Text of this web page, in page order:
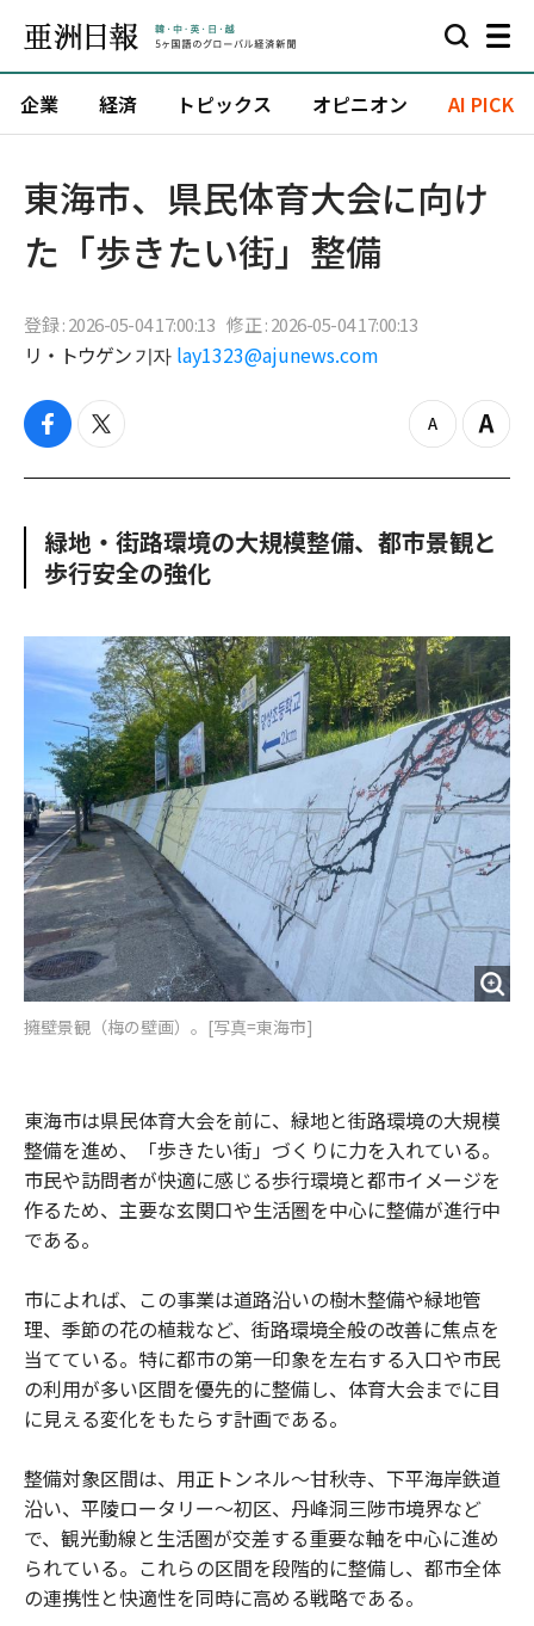
企業 経済 トピックス オピニオン AI PICK
東海市、県民体育大会に向け
た「歩きたい街」整備
登録 : 2026-05-04 17:00:13 修正 : 2026-05-04 17:00:13
リ・トウゲン 기자 lay1323@ajunews.com
f
c
o
o
k
t
i
e
r
z
o
u
Z
o
n
緑地・街路環境の大規模整備、都市景観と
歩行安全の強化
擁壁景観（梅の壁画）。[写真=東海市]
東海市は県民体育大会を前に、緑地と街路環境の大規模
整備を進め、「歩きたい街」づくりに力を入れている。
市民や訪問者が快適に感じる歩行環境と都市イメージを
作るため、主要な玄関口や生活圏を中心に整備が進行中
である。
市によれば、この事業は道路沿いの樹木整備や緑地管
理、季節の花の植栽など、街路環境全般の改善に焦点を
当てている。特に都市の第一印象を左右する入口や市民
の利用が多い区間を優先的に整備し、体育大会までに目
に見える変化をもたらす計画である。
整備対象区間は、用正トンネル〜甘秋寺、下平海岸鉄道
沿い、平陵ロータリー〜初区、丹峰洞三陟市境界など
で、観光動線と生活圏が交差する重要な軸を中心に進め
られている。これらの区間を段階的に整備し、都市全体
の連携性と快適性を同時に高める戦略である。